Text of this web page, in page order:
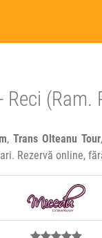
(Ram.
,Trans Olteanu Tour,
Rezervă online,